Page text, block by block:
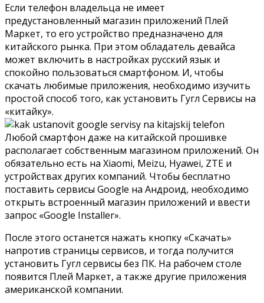
Если телефон владельца не имеет
предустановленный магазин приложений Плей
Маркет, то его устройство предназначено для
китайского рынка. При этом обладатель девайса
может включить в настройках русский язык и
спокойно пользоваться смартфоном. И, чтобы
скачать любимые приложения, необходимо изучить
простой способ того, как установить Гугл Сервисы на
«китайку».
Любой смартфон даже на китайской прошивке
располагает собственным магазином приложений. Он
обязательно есть на Xiaomi, Meizu, Hyawei, ZTE и
устройствах других компаний. Чтобы бесплатно
поставить сервисы Google на Андроид, необходимо
открыть встроенный магазин приложений и ввести
запрос «Google Installer».
После этого останется нажать кнопку «Скачать»
напротив страницы сервисов, и тогда получится
установить Гугл сервисы без ПК. На рабочем столе
появится Плей Маркет, а также другие приложения
американской компании.